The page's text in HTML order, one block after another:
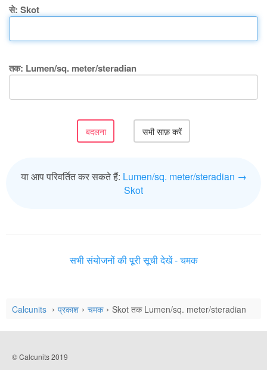
से: Skot
तक: Lumen/sq. meter/steradian
या आप परिवर्तित कर सकते हैं: Lumen/sq. meter/steradian →
Skot
सभी संयोजनों की पूरी सूची देखें - चमक
Calcunits प्रकाश चमक Skot तक Lumen/sq. meter/steradian
© Calcunits 2019